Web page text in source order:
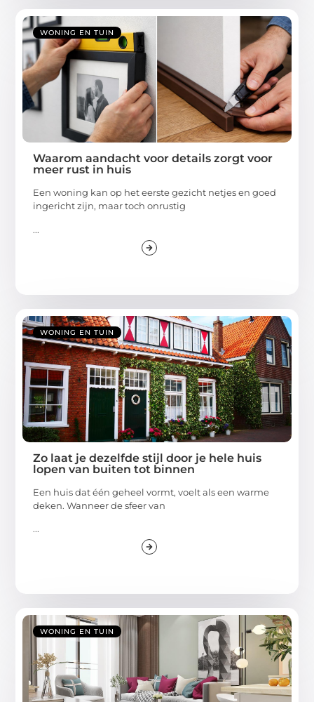
WONING EN TUIN
Waarom aandacht voor details zorgt voor
meer rust in huis
Een woning kan op het eerste gezicht netjes en goed
ingericht zijn, maar toch onrustig
...
WONING EN TUIN
Zo laat je dezelfde stijl door je hele huis
lopen van buiten tot binnen
Een huis dat één geheel vormt, voelt als een warme
deken. Wanneer de sfeer van
...
WONING EN TUIN